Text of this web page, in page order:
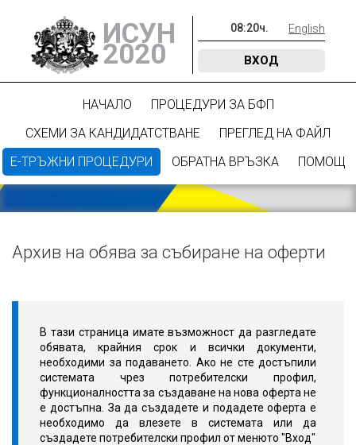
ИСУН
2020
08:20ч. English
ВХОД
НАЧАЛО
ПРОЦЕДУРИ ЗА БФП
СХЕМИ ЗА КАНДИДАТСТВАНЕ
ПРЕГЛЕД НА ФАЙЛ
Е-ТРЪЖНИ ПРОЦЕДУРИ
ОБРАТНА ВРЪЗКА ПОМОЩ
Архив на обява за събиране на оферти
В тази страница имате възможност да разгледате
обявата, крайния срок и всички документи,
необходими за подаването. Ако не сте достъпили
системата чрез потребителски профил,
функционалността за създаване на нова оферта не
е достъпна. За да създадете и подадете оферта е
необходимо да влезете в системата или да
създадете потребителски профил от менюто "Вход"